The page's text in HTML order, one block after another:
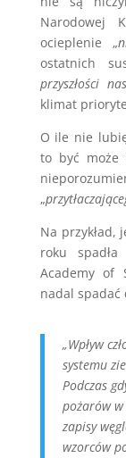
Narodowej
ocieplenie „
ostatnich
przyszłości
klimat
O ile nie
to być może
„
Na przykład,
roku
Academy of
nadal spadać
„Wpływ
systemu
Podczas
pożarów
zapisy
wzorców